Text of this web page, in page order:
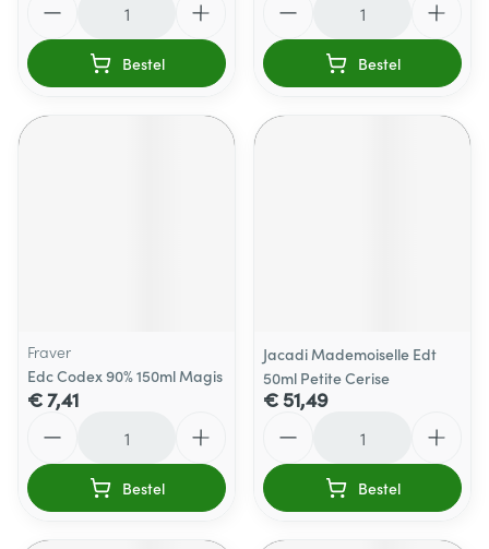
Bestel Bestel
Fraver
Edc Codex 90% 150ml Magis
€ 7,41
Bestel
Jacadi Mademoiselle Edt
50ml Petite Cerise
€ 51,49
Bestel